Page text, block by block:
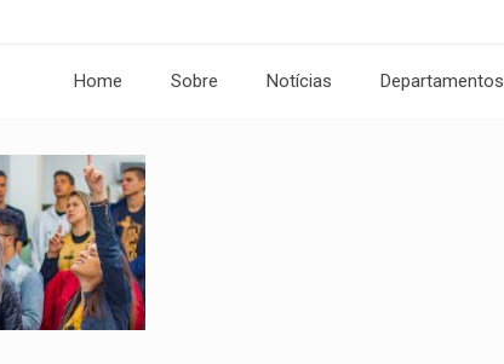
Home Sobre Notícias Departamentos